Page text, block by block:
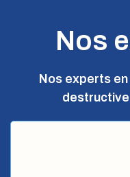
Nos
Nos experts